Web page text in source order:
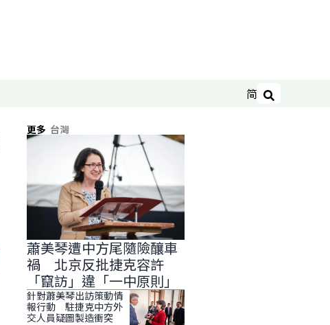
简 搜尋
更多 台灣
蕭美琴遭中方尾隨險釀車
禍 北京反批捷克容許
「竄訪」違「一中原則」
針對蕭美琴出訪策動情
報行動 駐捷克中方外
交人員疑圖製造衝突